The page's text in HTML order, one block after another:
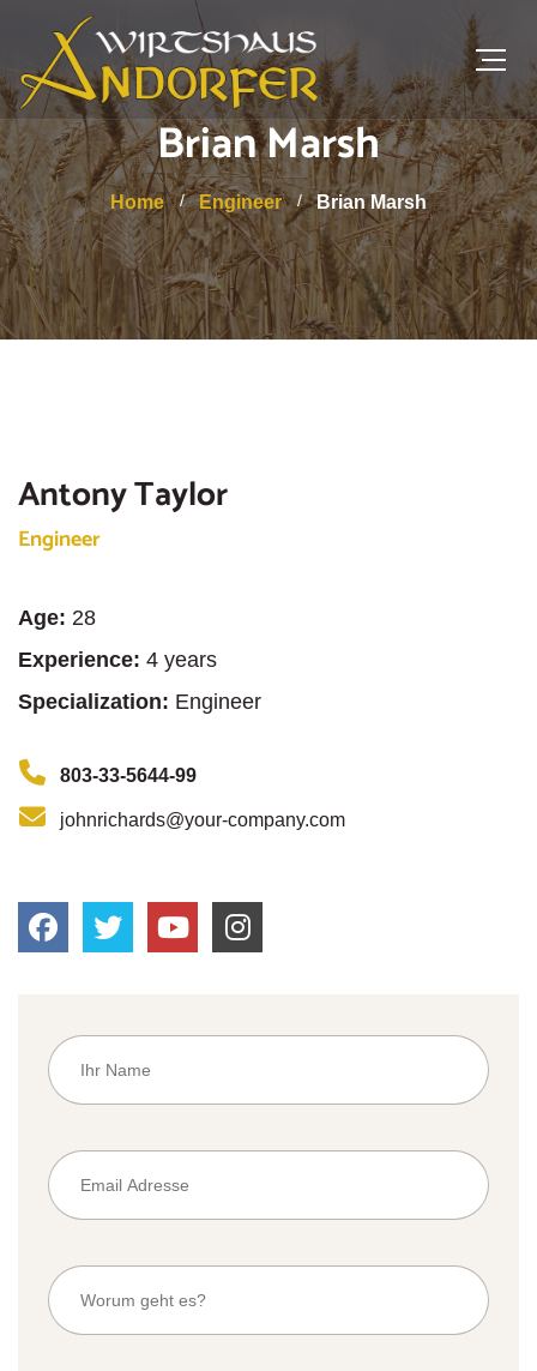
Brian Marsh
Home Engineer Brian Marsh
Antony Taylor
Engineer
Age: 28
Experience: 4 years
Specialization: Engineer
803-33-5644-99
johnrichards@your-company.com